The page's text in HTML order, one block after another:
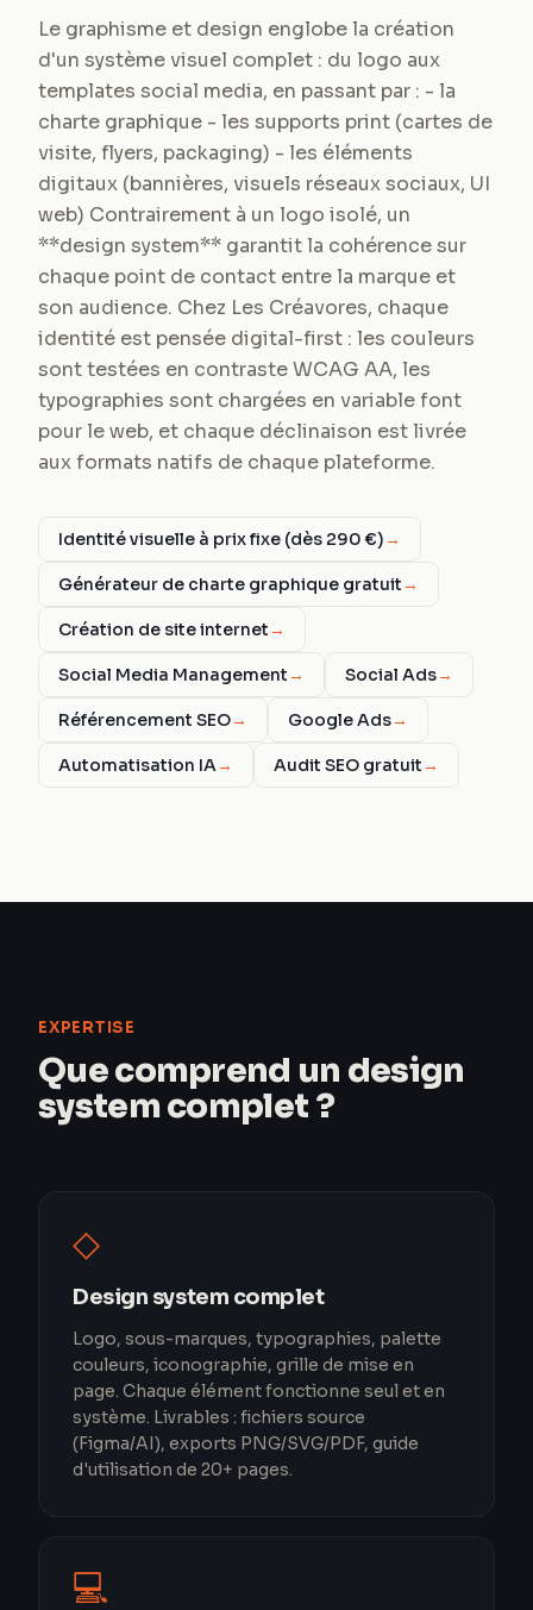
Le graphisme et design englobe la création
d'un système visuel complet : du logo aux
templates social media, en passant par : - la
charte graphique - les supports print (cartes de
visite, flyers, packaging) - les éléments
digitaux (bannières, visuels réseaux sociaux, UI
web) Contrairement à un logo isolé, un
**design system** garantit la cohérence sur
chaque point de contact entre la marque et
son audience. Chez Les Créavores, chaque
identité est pensée digital-first : les couleurs
sont testées en contraste WCAG AA, les
typographies sont chargées en variable font
pour le web, et chaque déclinaison est livrée
aux formats natifs de chaque plateforme.
Identité visuelle à prix fixe (dès 290 €)→
Générateur de charte graphique gratuit→
Création de site internet→
Social Media Management→ Social Ads→
Référencement SEO→ Google Ads→
Automatisation IA→ Audit SEO gratuit→
EXPERTISE
Que comprend un design
system complet ?
◇
Design system complet
Logo, sous-marques, typographies, palette
couleurs, iconographie, grille de mise en
page. Chaque élément fonctionne seul et en
système. Livrables : fichiers source
(Figma/AI), exports PNG/SVG/PDF, guide
d'utilisation de 20+ pages.
💻